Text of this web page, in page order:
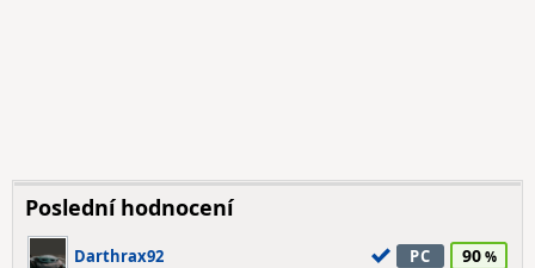
Poslední hodnocení
Darthrax92 PC 90